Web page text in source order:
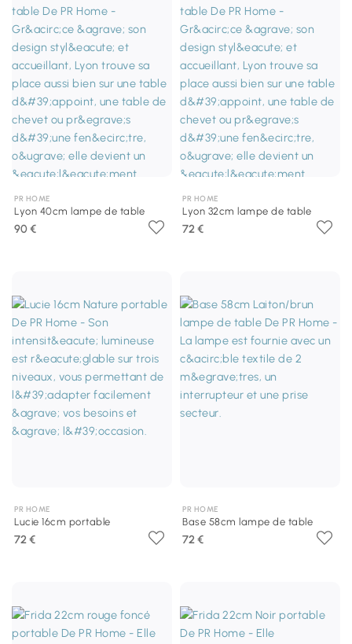
PR HOME
Lyon 40cm lampe de table
90 €
PR HOME
Lyon 32cm lampe de table
72 €
PR HOME
Lucie 16cm portable
72 €
PR HOME
Base 58cm lampe de table
72 €